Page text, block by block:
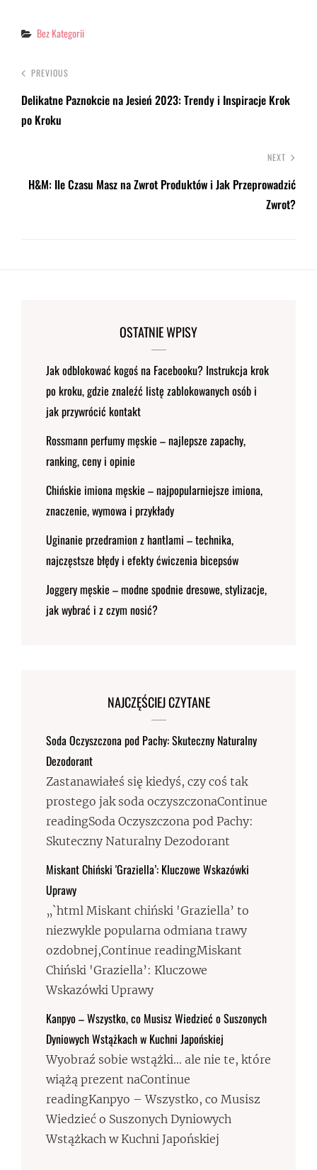
Categories
Bez Kategorii
PREVIOUS
Delikatne Paznokcie na Jesień 2023: Trendy i Inspiracje Krok
po Kroku
NEXT
H&M: Ile Czasu Masz na Zwrot Produktów i Jak Przeprowadzić
Zwrot?
OSTATNIE WPISY
Jak odblokować kogoś na Facebooku? Instrukcja krok
po kroku, gdzie znaleźć listę zablokowanych osób i
jak przywrócić kontakt
Rossmann perfumy męskie – najlepsze zapachy,
ranking, ceny i opinie
Chińskie imiona męskie – najpopularniejsze imiona,
znaczenie, wymowa i przykłady
Uginanie przedramion z hantlami – technika,
najczęstsze błędy i efekty ćwiczenia bicepsów
Joggery męskie – modne spodnie dresowe, stylizacje,
jak wybrać i z czym nosić?
NAJCZĘŚCIEJ CZYTANE
Soda Oczyszczona pod Pachy: Skuteczny Naturalny
Dezodorant
Zastanawiałeś się kiedyś, czy coś tak
prostego jak soda oczyszczonaContinue
readingSoda Oczyszczona pod Pachy:
Skuteczny Naturalny Dezodorant
Miskant Chiński 'Graziella’: Kluczowe Wskazówki
Uprawy
„`html Miskant chiński 'Graziella’ to
niezwykle popularna odmiana trawy
ozdobnej,Continue readingMiskant
Chiński 'Graziella’: Kluczowe
Wskazówki Uprawy
Kanpyo – Wszystko, co Musisz Wiedzieć o Suszonych
Dyniowych Wstążkach w Kuchni Japońskiej
Wyobraź sobie wstążki… ale nie te, które
wiążą prezent naContinue
readingKanpyo – Wszystko, co Musisz
Wiedzieć o Suszonych Dyniowych
Wstążkach w Kuchni Japońskiej